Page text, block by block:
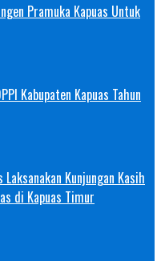
Pramuka Kapuas Untuk
Kabupaten Kapuas Tahun
Laksanakan Kunjungan Kasih
di Kapuas Timur